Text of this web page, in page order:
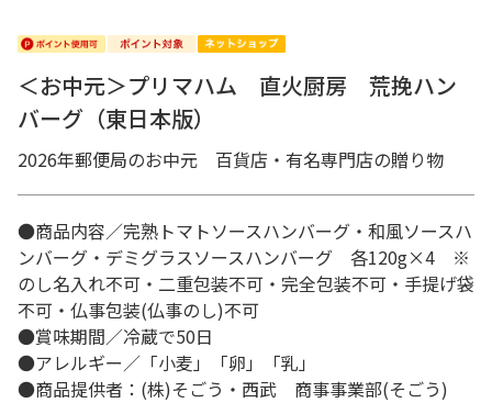
＜お中元＞プリマハム 直火厨房 荒挽ハン
バーグ（東日本版）
2026年郵便局のお中元 百貨店・有名専門店の贈り物
●商品内容／完熟トマトソースハンバーグ・和風ソースハ
ンバーグ・デミグラスソースハンバーグ 各120g×4 ※
のし名入れ不可・二重包装不可・完全包装不可・手提げ袋
不可・仏事包装(仏事のし)不可
●賞味期間／冷蔵で50日
●アレルギー／「小麦」「卵」「乳」
●商品提供者：(株)そごう・西武 商事事業部(そごう)